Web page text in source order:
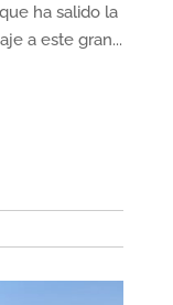
ha salido la
a este gran...